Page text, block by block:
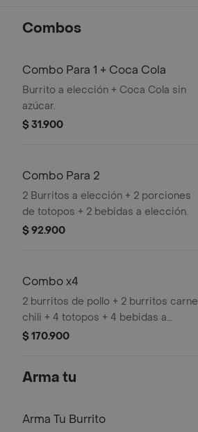
Combos
Combo Para 1 + Coca Cola
Burrito a elección + Coca Cola sin
azúcar.
$ 31.900
Combo Para 2
2 Burritos a elección + 2 porciones
de totopos + 2 bebidas a elección.
$ 92.900
Combo x4
2 burritos de pollo + 2 burritos carne
chili + 4 totopos + 4 bebidas a
elección.
$ 170.900
Arma tu
Arma Tu Burrito